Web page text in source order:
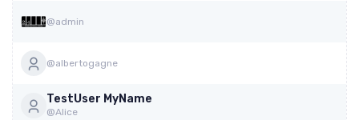
@admin
@albertogagne
TestUser MyName
@Alice